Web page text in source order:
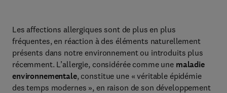
Les affections allergiques sont de plus en plus
fréquentes, en réaction à des éléments naturellement
présents dans notre environnement ou introduits plus
récemment. L’allergie, considérée comme une maladie
environnementale, constitue une « véritable épidémie
des temps modernes », en raison de son développement